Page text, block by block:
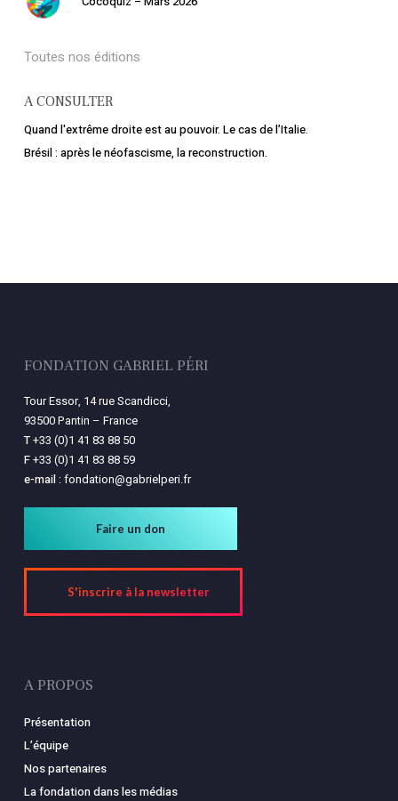
Toutes nos éditions
A CONSULTER
Quand l'extrême droite est au pouvoir. Le cas de l’Italie.
Brésil : après le néofascisme, la reconstruction.
FONDATION GABRIEL PÉRI
Tour Essor, 14 rue Scandicci,
93500 Pantin – France
T+33 (0)1 41 83 88 50
F+33 (0)1 41 83 88 59
e-mail : fondation@gabrielperi.fr
Faire un don
S'inscrire à la newsletter
A PROPOS
Présentation
L’équipe
Nos partenaires
La fondation dans les médias